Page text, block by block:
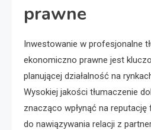
prawne
Inwestowanie w profesjonalne
ekonomiczno prawne jest
planującej działalność na
Wysokiej jakości tłumaczenie
znacząco wpłynąć na
do nawiązywania relacji z